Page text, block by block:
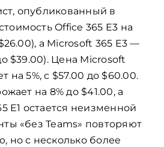
опубликованный в
Office 365 E3 на
а Microsoft 365 E3 —
$39.00). Цена Microsoft
на 5%, с $57.00 до $60.00.
на 8% до $41.00, а
E1 остается неизменной
«без Teams» повторяют
но с несколько более